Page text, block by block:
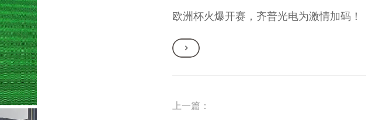
欧洲杯火爆开赛，齐普光电为激情加码！
上一篇：